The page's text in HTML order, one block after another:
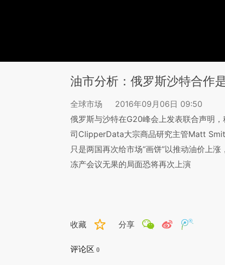
油市分析：俄罗斯沙特合作
全球市场
2016年09月06日 09:50
俄罗斯与沙特在G20峰会上发表联合声明
司ClipperData大宗商品研究主管Matt
只是两国再次给市场“画饼”以推动油价上
冻产会议无果的局面恐将再次上演
收藏 分享
评论区 0